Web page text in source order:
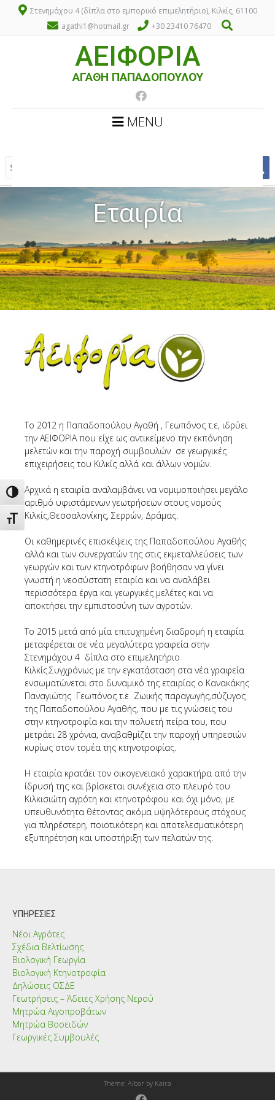
Εναλλαγή Υψηλής Αντίθεσης
Εναλλαγή Μεγέθους Γραμμάτων
Στενημάχου 4 (δίπλα στο εμπορικό επιμελητήριο), Κιλκίς, 61100
agathi1@hotmail.gr
+30 23410 76470
ΑΕΙΦΟΡΙΑ
ΑΓΑΘΗ ΠΑΠΑΔΟΠΟΥΛΟΥ
MENU
Εταιρία
Το 2012 η Παπαδοπούλου Αγαθή , Γεωπόνος τ.ε, ιδρύει
την ΑΕΙΦΟΡΙΑ που είχε ως αντικείμενο την εκπόνηση
μελετών και την παροχή συμβουλών σε γεωργικές
επιχειρήσεις του Κιλκίς αλλά και άλλων νομών.
Αρχικά η εταιρία αναλαμβάνει να νομιμοποιήσει μεγάλο
αριθμό υφιστάμενων γεωτρήσεων στους νομούς
Κιλκίς,Θεσσαλονίκης, Σερρών, Δράμας.
Οι καθημερινές επισκέψεις της Παπαδοπούλου Αγαθής
αλλά και των συνεργατών της στις εκμεταλλεύσεις των
γεωργών και των κτηνοτρόφων βοήθησαν να γίνει
γνωστή η νεοσύστατη εταιρία και να αναλάβει
περισσότερα έργα και γεωργικές μελέτες και να
αποκτήσει την εμπιστοσύνη των αγροτών.
Το 2015 μετά από μία επιτυχημένη διαδρομή η εταιρία
μεταφέρεται σε νέα μεγαλύτερα γραφεία στην
Στενημάχου 4 δίπλα στο επιμελητήριο
Κιλκίς.Συγχρόνως με την εγκατάσταση στα νέα γραφεία
ενσωματώνεται στο δυναμικό της εταιρίας ο Κανακάκης
Παναγιώτης Γεωπόνος τ.ε Ζωικής παραγωγής,σύζυγος
της Παπαδοπούλου Αγαθής, που με τις γνώσεις του
στην κτηνοτροφία και την πολυετή πείρα του, που
μετράει 28 χρόνια, αναβαθμίζει την παροχή υπηρεσιών
κυρίως στον τομέα της κτηνοτροφίας.
Η εταιρία κρατάει τον οικογενειακό χαρακτήρα από την
ίδρυσή της και βρίσκεται συνέχεια στο πλευρό του
Κιλκισιώτη αγρότη και κτηνοτρόφου και όχι μόνο, με
υπευθυνότητα θέτοντας ακόμα υψηλότερους στόχους
για πληρέστερη, ποιοτικότερη και αποτελεσματικότερη
εξυπηρέτηση και υποστήριξη των πελατών της.
Post
ΥΠΗΡΕΣΊΕΣ
Νέοι Αγρότες
Σχέδια Βελτίωσης
Βιολογική Γεωργία
Βιολογική Κτηνοτροφία
Δηλώσεις ΟΣΔΕ
Γεωτρήσεις – Άδειες Χρήσης Νερού
Μητρώα Αιγοπροβάτων
Μητρώα Βοοειδών
Γεωργικές Συμβουλές
Theme: Albar by Kaira